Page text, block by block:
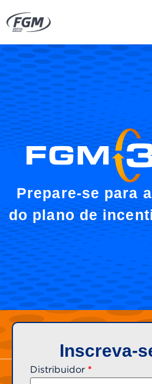
Prepare-se para
do plano de
Inscreva-
Distribuidor *